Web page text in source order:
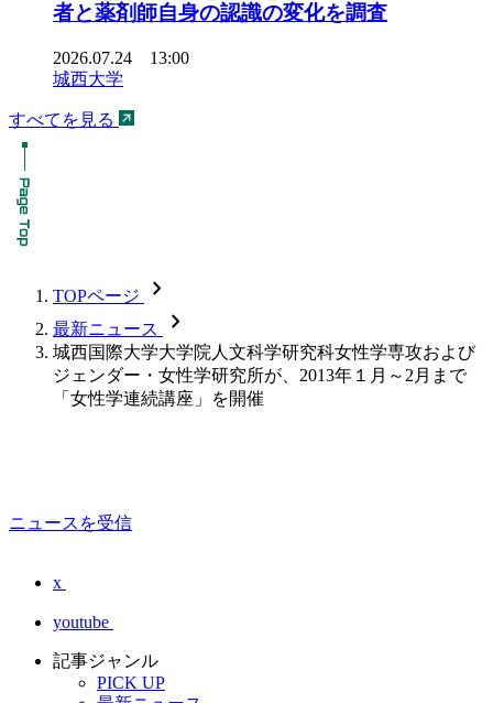
者と薬剤師自身の認識の変化を調査
2026.07.24 13:00
城西大学
すべてを見る
TOPページ chevron_forward
最新ニュース chevron_forward
城西国際大学大学院人文科学研究科女性学専攻および
ジェンダー・女性学研究所が、2013年１月～2月まで
「女性学連続講座」を開催
ニュースを受信
x
youtube
記事ジャンル
PICK UP